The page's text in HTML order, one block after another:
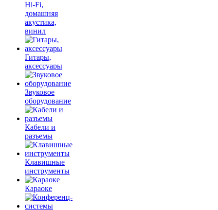
Hi-Fi,
домашняя
акустика,
винил
Гитары,
аксессуары
Звуковое
оборудование
Кабели и
разъемы
Клавишные
инструменты
Караоке